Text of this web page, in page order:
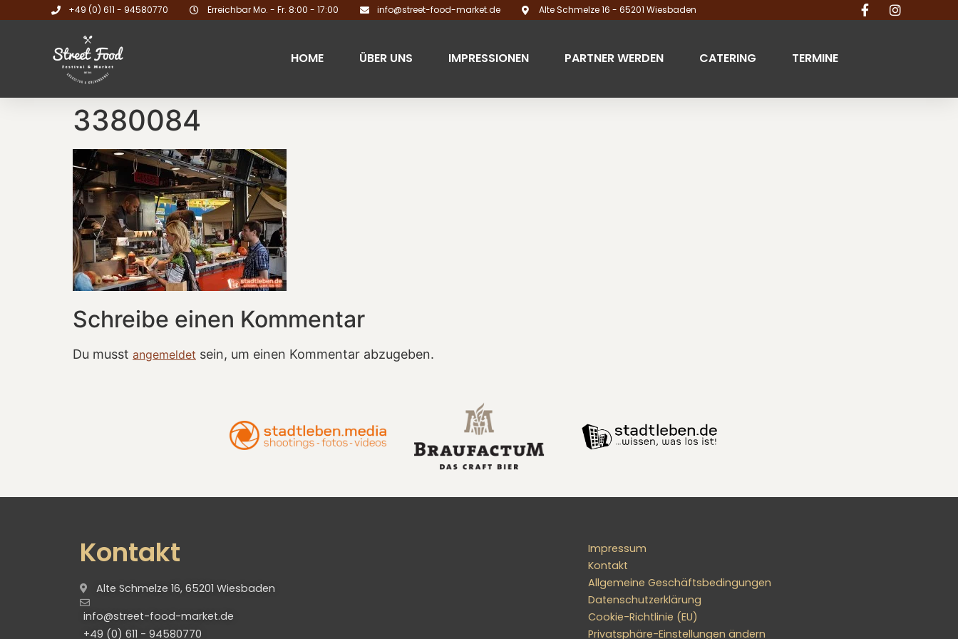
+49 (0) 611 - 94580770 Erreichbar Mo. - Fr. 8:00 - 17:00 info@street-food-market.de Alte Schmelze 16 - 65201 Wiesbaden
HOME ÜBER UNS IMPRESSIONEN PARTNER WERDEN CATERING TERMINE
3380084
Schreibe einen Kommentar
Du musst angemeldet sein, um einen Kommentar abzugeben.
Kontakt
Alte Schmelze 16, 65201 Wiesbaden
info@street-food-market.de
+49 (0) 611 - 94580770
Impressum
Kontakt
Allgemeine Geschäftsbedingungen
Datenschutzerklärung
Cookie-Richtlinie (EU)
Privatsphäre-Einstellungen ändern